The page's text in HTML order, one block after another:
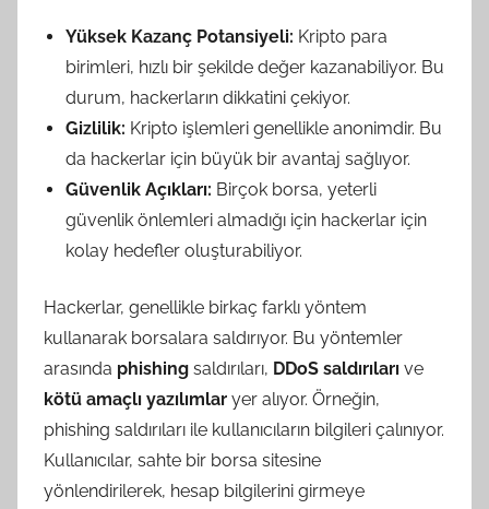
Yüksek Kazanç Potansiyeli: Kripto para
birimleri, hızlı bir şekilde değer kazanabiliyor. Bu
durum, hackerların dikkatini çekiyor.
Gizlilik: Kripto işlemleri genellikle anonimdir. Bu
da hackerlar için büyük bir avantaj sağlıyor.
Güvenlik Açıkları: Birçok borsa, yeterli
güvenlik önlemleri almadığı için hackerlar için
kolay hedefler oluşturabiliyor.
Hackerlar, genellikle birkaç farklı yöntem
kullanarak borsalara saldırıyor. Bu yöntemler
arasında phishing saldırıları, DDoS saldırıları ve
kötü amaçlı yazılımlar yer alıyor. Örneğin,
phishing saldırıları ile kullanıcıların bilgileri çalınıyor.
Kullanıcılar, sahte bir borsa sitesine
yönlendirilerek, hesap bilgilerini girmeye